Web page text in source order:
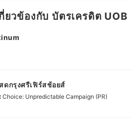
วข้องกับ บัตรเครดิต UOB
ดกรุงศรีเฟิร์สช้อยส์
Choice: Unpredictable Campaign (PR)